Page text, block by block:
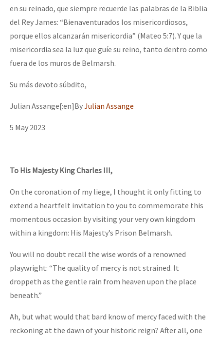
en su reinado, que siempre recuerde las palabras de la Biblia
del Rey James: “Bienaventurados los misericordiosos,
porque ellos alcanzarán misericordia” (Mateo 5:7). Y que la
misericordia sea la luz que guíe su reino, tanto dentro como
fuera de los muros de Belmarsh.
Su más devoto súbdito,
Julian Assange[:en]ByJulian Assange
5 May 2023
To His Majesty King Charles III,
On the coronation of my liege, I thought it only fitting to
extend a heartfelt invitation to you to commemorate this
momentous occasion by visiting your very own kingdom
within a kingdom: His Majesty’s Prison Belmarsh.
You will no doubt recall the wise words of a renowned
playwright: “The quality of mercy is not strained. It
droppeth as the gentle rain from heaven upon the place
beneath.”
Ah, but what would that bard know of mercy faced with the
reckoning at the dawn of your historic reign? After all, one